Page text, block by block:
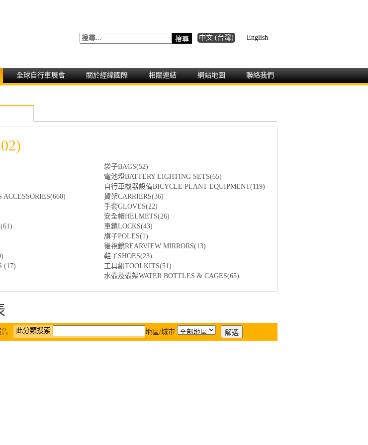
中文 (台灣) English
全球自行車展會 關於經緯國際 相關連結 網站地圖 聯絡我們
袋子BAGS(52)
電池燈BATTERY LIGHTING SETS(65)
自行車機器設備BICYCLE PLANT EQUIPMENT(119)
貨架CARRIERS(36)
手套GLOVES(22)
安全帽HELMETS(26)
車鎖LOCKS(43)
旗子POLES(1)
後視鏡REARVIEW MIRRORS(13)
鞋子SHOES(23)
(17)
工具組TOOLKITS(51)
水壺及壺架WATER BOTTLES & CAGES(65)
告 此分類搜索 地區/城市